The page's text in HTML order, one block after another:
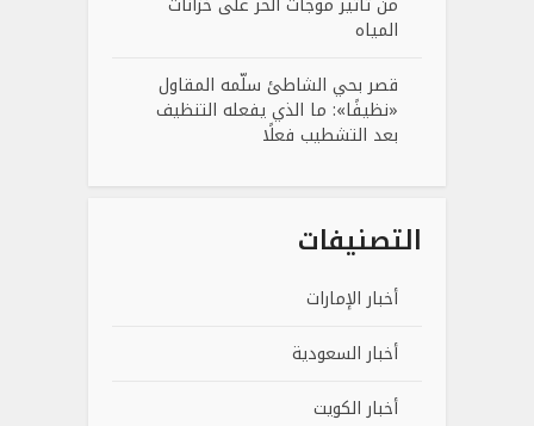
المياه
قصر بحي الشاطئ سلّمه المقاول
«نظيفًا»: ما الذي يفعله التنظيف
بعد التشطيب فعلًا
التصنيفات
أخبار الإمارات
أخبار السعودية
أخبار الكويت